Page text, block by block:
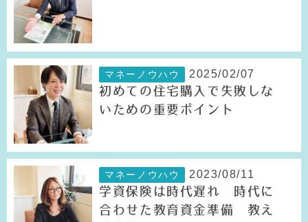
マネーノウハウ 2025/02/07
初めての住宅購入で失敗しな
いための重要ポイント
マネーノウハウ 2023/08/11
学資保険は時代遅れ 時代に
合わせた教育資金準備 教え